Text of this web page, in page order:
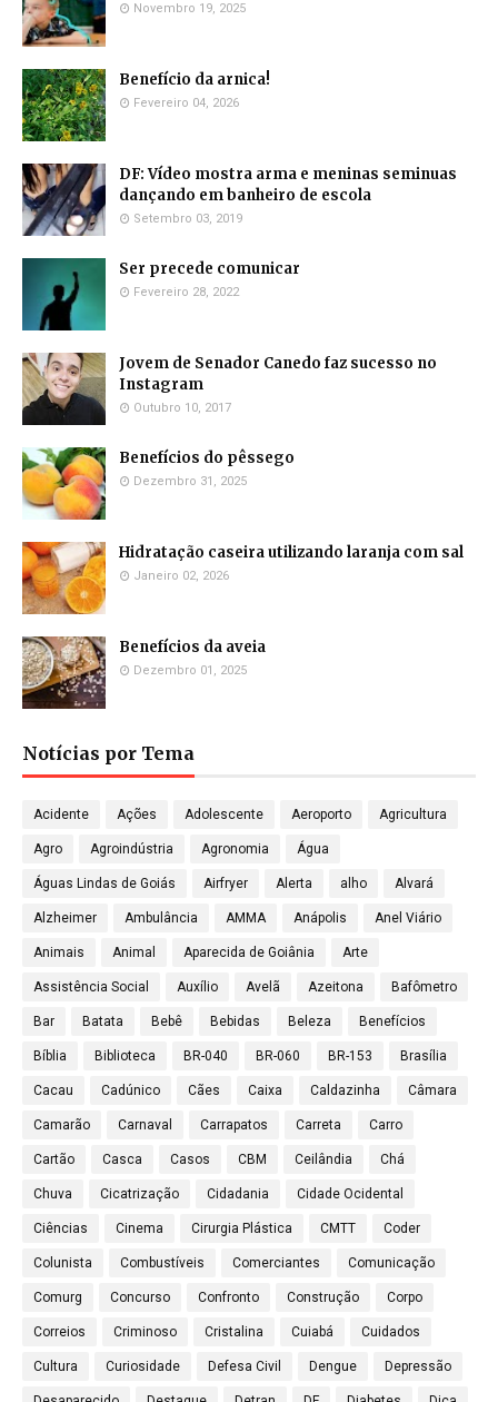
Novembro 19, 2025
Benefício da arnica!
Fevereiro 04, 2026
DF: Vídeo mostra arma e meninas seminuas
dançando em banheiro de escola
Setembro 03, 2019
Ser precede comunicar
Fevereiro 28, 2022
Jovem de Senador Canedo faz sucesso no
Instagram
Outubro 10, 2017
Benefícios do pêssego
Dezembro 31, 2025
Hidratação caseira utilizando laranja com sal
Janeiro 02, 2026
Benefícios da aveia
Dezembro 01, 2025
Notícias por Tema
Acidente Ações Adolescente Aeroporto Agricultura
Agro Agroindústria Agronomia Água
Águas Lindas de Goiás Airfryer Alerta alho Alvará
Alzheimer Ambulância AMMA Anápolis Anel Viário
Animais Animal Aparecida de Goiânia Arte
Assistência Social Auxílio Avelã Azeitona Bafômetro
Bar Batata Bebê Bebidas Beleza Benefícios
Bíblia Biblioteca BR-040 BR-060 BR-153 Brasília
Cacau Cadúnico Cães Caixa Caldazinha Câmara
Camarão Carnaval Carrapatos Carreta Carro
Cartão Casca Casos CBM Ceilândia Chá
Chuva Cicatrização Cidadania Cidade Ocidental
Ciências Cinema Cirurgia Plástica CMTT Coder
Colunista Combustíveis Comerciantes Comunicação
Comurg Concurso Confronto Construção Corpo
Correios Criminoso Cristalina Cuiabá Cuidados
Cultura Curiosidade Defesa Civil Dengue Depressão